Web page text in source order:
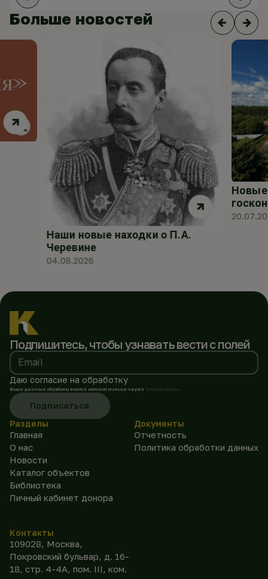
Больше новостей
Наши новые находки о П.А.
Черевине
04.08.2026
Новые
Подпишитесь, чтобы узнавать вести с полей
Email
Даю согласие на обработку
Ваши данные обрабатываются автоматически через SmartCaptcha
Подписаться
Разделы
Главная
О нас
Новости
Каталог объектов
Библиотека
Личный кабинет донора
Документы
Отчетность
Политика обработки данных
Контакты
109028, Москва,
Покровский бульвар, д. 16-
18, стр. 4-4А, пом. III, ком.